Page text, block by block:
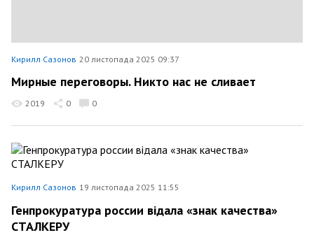
Кирилл Сазонов 20 листопада 2025 09:37
Мирные переговоры. Никто нас не сливает
2019 0 0
Кирилл Сазонов 19 листопада 2025 11:55
Генпрокуратура россии відала «знак качества»
СТАЛКЕРУ